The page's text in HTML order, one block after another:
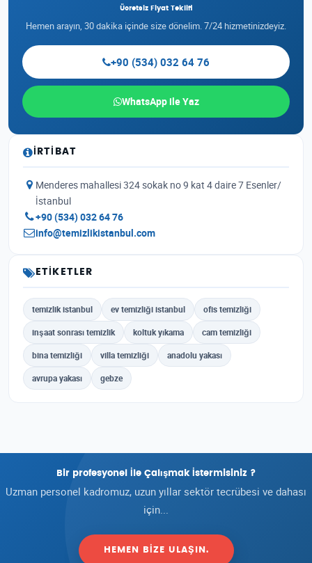
Ücretsiz Fiyat Teklifi
Hemen arayın, 30 dakika içinde size dönelim. 7/24 hizmetinizdeyiz.
+90 (534) 032 64 76
WhatsApp ile Yaz
İRTIBAT
Menderes mahallesi 324 sokak no 9 kat 4 daire 7 Esenler/
İstanbul
+90 (534) 032 64 76
info@temizlikistanbul.com
ETIKETLER
temizlik istanbul ev temizliği istanbul ofis temizliği
inşaat sonrası temizlik koltuk yıkama cam temizliği
bina temizliği villa temizliği anadolu yakası
avrupa yakası gebze
Bir profesyonel İle Çalışmak İstermisiniz ?
Uzman personel kadromuz, uzun yıllar sektör tecrübesi ve dahası
için...
HEMEN BIZE ULAŞIN.